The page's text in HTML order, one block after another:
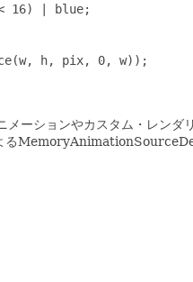
16) | blue;
h, pix, 0, w));
ションやカスタム・レンダ
る